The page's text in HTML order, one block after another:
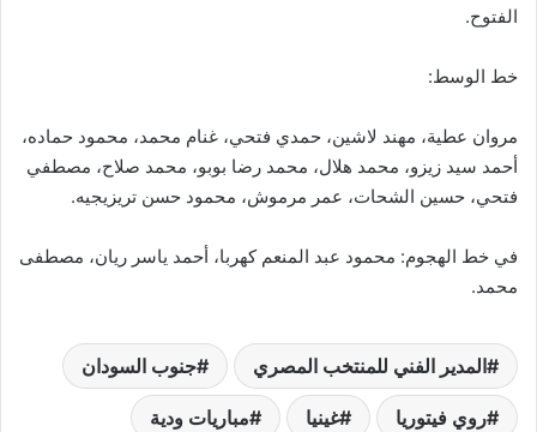
الفتوح.
خط الوسط:
مروان عطية، مهند لاشين، حمدي فتحي، غنام محمد، محمود حماده،
أحمد سيد زيزو، محمد هلال، محمد رضا بوبو، محمد صلاح، مصطفي
فتحي، حسين الشحات، عمر مرموش، محمود حسن تريزيجيه.
في خط الهجوم: محمود عبد المنعم كهربا، أحمد ياسر ريان، مصطفى
محمد.
المدير الفني للمنتخب المصري جنوب السودان
روي فيتوريا غينيا مباريات ودية